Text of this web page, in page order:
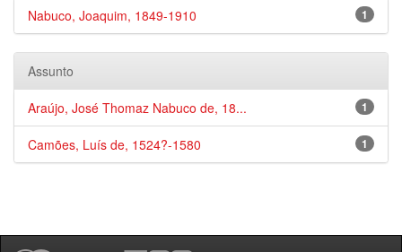
1
Nabuco, Joaquim, 1849-1910
Assunto
1
Araújo, José Thomaz Nabuco de, 18...
1
Camões, Luís de, 1524?-1580